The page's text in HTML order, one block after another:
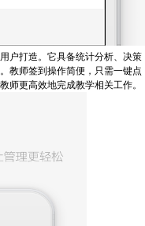
户打造。它具备统计分析、决策
教师签到操作简便，只需一键点
师更高效地完成教学相关工作。